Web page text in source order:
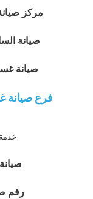
مركز
صيانة
صيانة
فرع صيانة
رقم